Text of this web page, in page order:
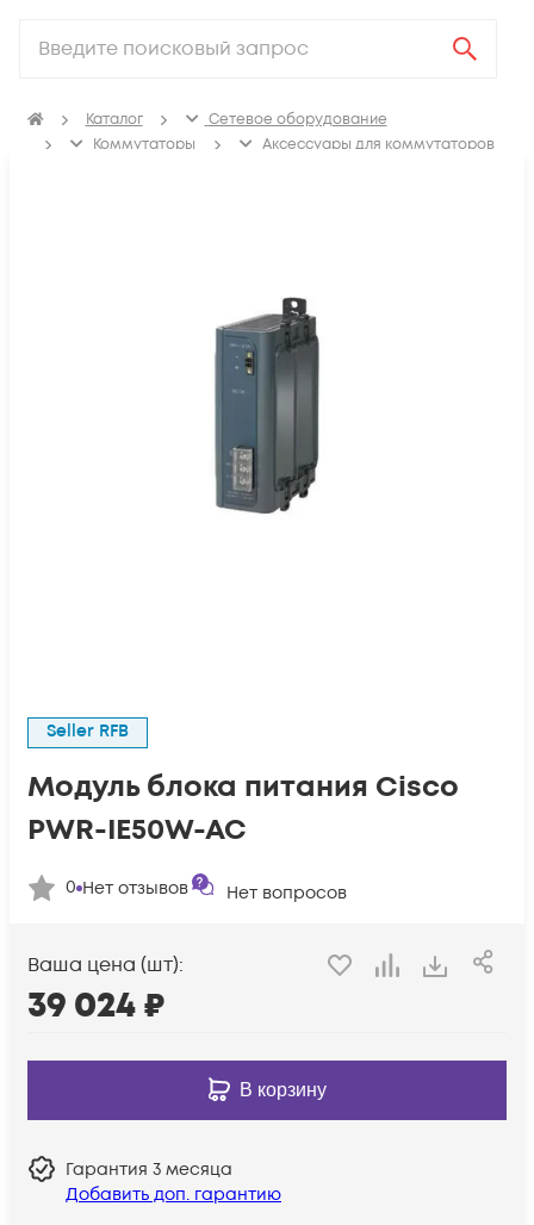
Каталог
Сетевое оборудование
Коммутаторы
Аксессуары для коммутаторов
Seller RFB
Модуль блока питания Cisco
PWR-IE50W-AC
0 Нет отзывов Нет вопросов
Ваша цена (шт):
39 024₽
В корзину
Гарантия 3 месяца
Добавить доп. гарантию